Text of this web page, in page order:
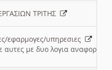
ΤΡΙΤΗΣ
εφαρμογες/υπηρεσιες
με δυο λογια αναφορικα